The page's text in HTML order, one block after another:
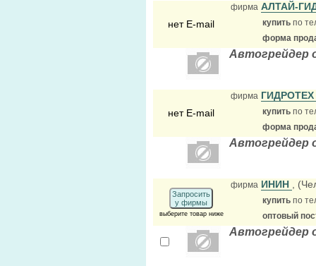
нет E-mail
фирма АЛТАЙ-
купить по
форма
Автогрейдер
нет E-mail
фирма ГИДРОТЕХ
купить по
форма
Автогрейдер
Запросить
у фирмы
выберите товар ниже
фирма ИНИН ,
купить по
оптовый
Автогрейдер